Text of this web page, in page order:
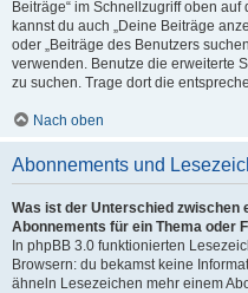
Beiträge“ im Schnellzugriff oben
kannst du auch „Deine Beiträge
oder „Beiträge des Benutzers
verwenden. Benutze die erweiterte
zu suchen. Trage dort die
Nach oben
Abonnements und
Was ist der Unterschied zwischen
Abonnements für ein Thema oder
In phpBB 3.0 funktionierten
Browsern: du bekamst keine
ähneln Lesezeichen mehr einem